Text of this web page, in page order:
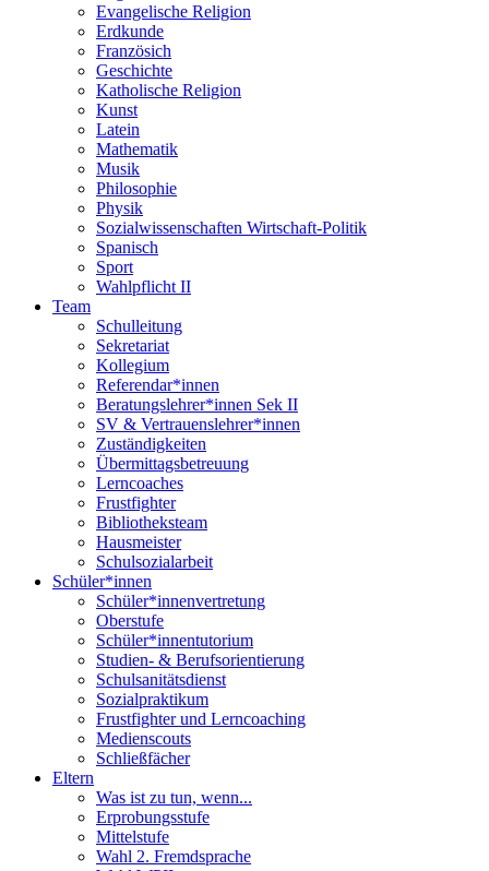
Evangelische Religion
Erdkunde
Französich
Geschichte
Katholische Religion
Kunst
Latein
Mathematik
Musik
Philosophie
Physik
Sozialwissenschaften Wirtschaft-Politik
Spanisch
Sport
Wahlpflicht II
Team
Schulleitung
Sekretariat
Kollegium
Referendar*innen
Beratungslehrer*innen Sek II
SV & Vertrauenslehrer*innen
Zuständigkeiten
Übermittagsbetreuung
Lerncoaches
Frustfighter
Bibliotheksteam
Hausmeister
Schulsozialarbeit
Schüler*innen
Schüler*innenvertretung
Oberstufe
Schüler*innentutorium
Studien- & Berufsorientierung
Schulsanitätsdienst
Sozialpraktikum
Frustfighter und Lerncoaching
Medienscouts
Schließfächer
Eltern
Was ist zu tun, wenn...
Erprobungsstufe
Mittelstufe
Wahl 2. Fremdsprache